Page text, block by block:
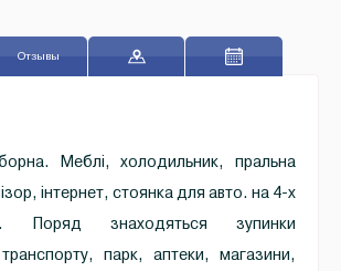
Отзывы
Меблі, холодильник, пральна
інтернет, стоянка для авто. на 4-х
Поряд знаходяться зупинки
парк, аптеки, магазини,